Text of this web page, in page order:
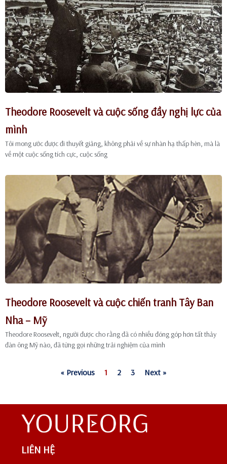
Theodore Roosevelt và cuộc sống đầy nghị lực của
mình
Tôi mong ước được đi thuyết giảng, không phải về sự nhàn hạ thấp hèn, mà là
về một cuộc sống tích cực, cuộc sống
Theodore Roosevelt và cuộc chiến tranh Tây Ban
Nha – Mỹ
Theodore Roosevelt, người được cho rằng đã có nhiều đóng góp hơn tất thảy
đàn ông Mỹ nào, đã từng gọi những trải nghiệm của mình
« Previous 1 2 3 Next »
LIÊN HỆ